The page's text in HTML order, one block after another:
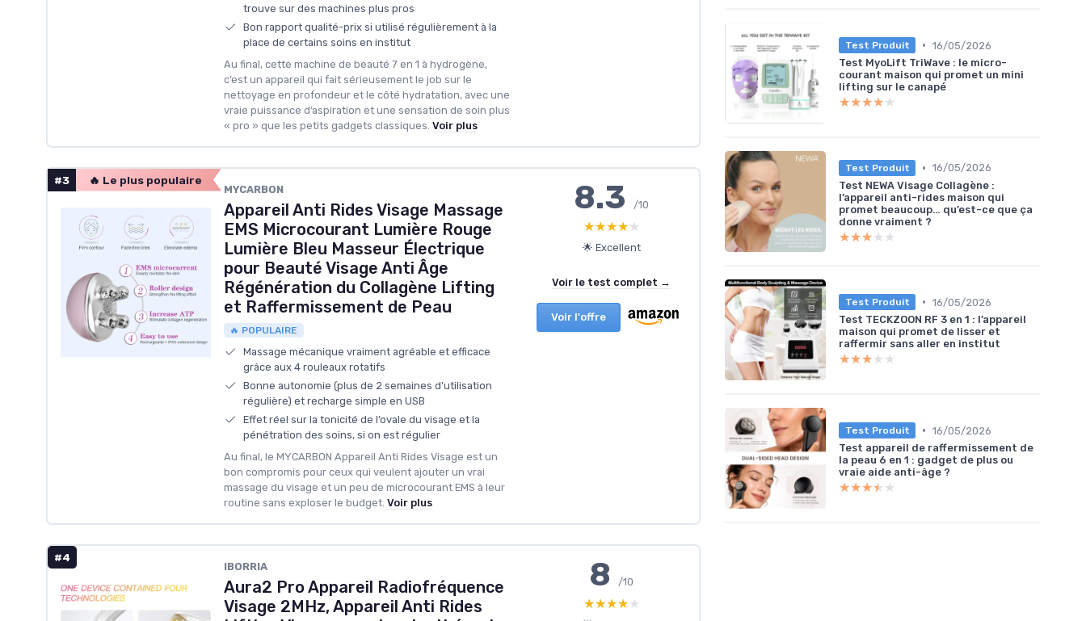
trouve sur des machines plus pros
Bon rapport qualité-prix si utilisé régulièrement à la
place de certains soins en institut
Au final, cette machine de beauté 7 en 1 à hydrogène,
c’est un appareil qui fait sérieusement le job sur le
nettoyage en profondeur et le côté hydratation, avec une
vraie puissance d’aspiration et une sensation de soin plus
« pro » que les petits gadgets classiques. Voir plus
#3 🔥 Le plus populaire
‎MYCARBON
Appareil Anti Rides Visage Massage
EMS Microcourant Lumière Rouge
Lumière Bleu Masseur Électrique
pour Beauté Visage Anti Âge
Régénération du Collagène Lifting
et Raffermissement de Peau
🔥 POPULAIRE
Massage mécanique vraiment agréable et efficace
grâce aux 4 rouleaux rotatifs
Bonne autonomie (plus de 2 semaines d’utilisation
régulière) et recharge simple en USB
Effet réel sur la tonicité de l’ovale du visage et la
pénétration des soins, si on est régulier
Au final, le MYCARBON Appareil Anti Rides Visage est un
bon compromis pour ceux qui veulent ajouter un vrai
massage du visage et un peu de microcourant EMS à leur
routine sans exploser le budget. Voir plus
8.3/10
★★★★★
★★★★★
🌟 Excellent
Voir le test complet →
Voir l'offre
#4
‎IBORRIA
Aura2 Pro Appareil Radiofréquence
Visage 2MHz, Appareil Anti Rides
8/10
★★★★★
★★★★★
Test Produit • 16/05/2026
Test MyoLift TriWave : le micro-
courant maison qui promet un mini
lifting sur le canapé
★★★★★
★★★★★
Test Produit • 16/05/2026
Test NEWA Visage Collagène :
l’appareil anti-rides maison qui
promet beaucoup… qu’est-ce que ça
donne vraiment ?
★★★★★
★★★★★
Test Produit • 16/05/2026
Test TECKZOON RF 3 en 1 : l’appareil
maison qui promet de lisser et
raffermir sans aller en institut
★★★★★
★★★★★
Test Produit • 16/05/2026
Test appareil de raffermissement de
la peau 6 en 1 : gadget de plus ou
vraie aide anti-âge ?
★★★★★
★★★★★